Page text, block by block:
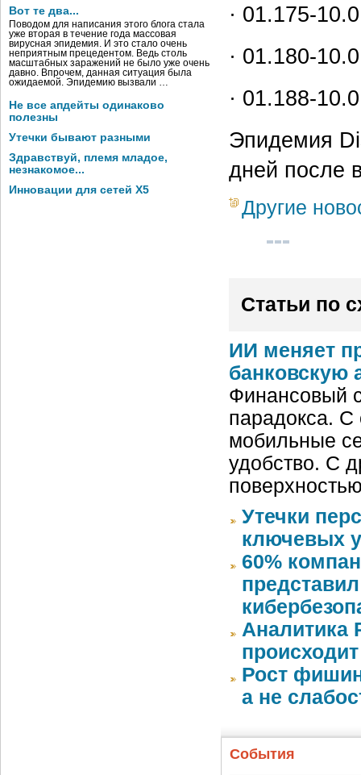
Вот те два...
Поводом для написания этого блога стала
уже вторая в течение года массовая
вирусная эпидемия. И это стало очень
неприятным прецедентом. Ведь столь
масштабных заражений не было уже очень
давно. Впрочем, данная ситуация была
ожидаемой. Эпидемию вызвали …
Не все апдейты одинаково
полезны
Утечки бывают разными
Здравствуй, племя младое,
незнакомое...
Инновации для сетей X5
· 01.175-
· 01.180-
· 01.188-
Эпидемия
дней после
Другие
Статьи по
ИИ меняет
банковскую
Финансовый
парадокса. С
мобильные
удобство. С
Утечки
ключевых
60%
Аналитика
Рост
а не
События